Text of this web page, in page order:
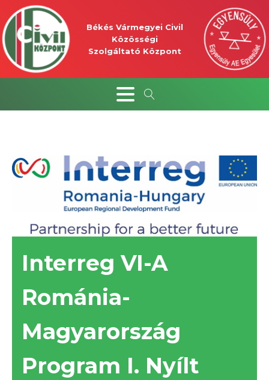
Békés Vármegyei Civil
Közösségi
Szolgáltató Központ
Interreg VI-A
Románia-
Magyarország
Program I. Nyílt